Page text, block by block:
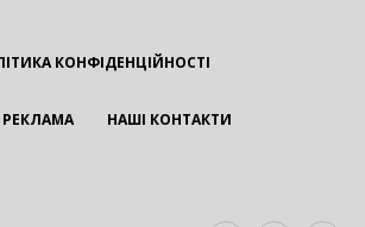
КОНФІДЕНЦІЙНОСТІ
РЕКЛАМА НАШІ КОНТАКТИ